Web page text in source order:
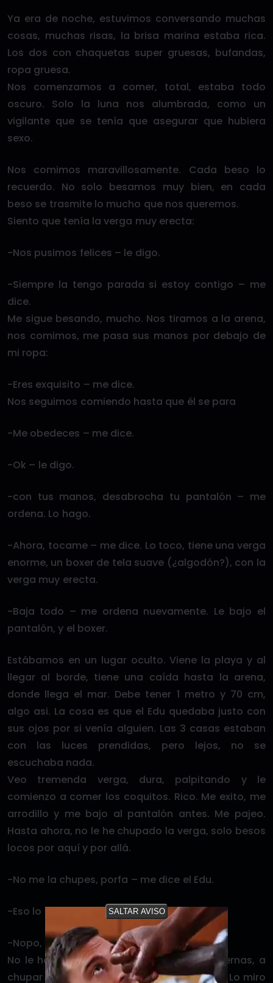
Ya era de noche, estuvimos conversando muchas
cosas, muchas risas, la brisa marina estaba rica.
Los dos con chaquetas super gruesas, bufandas,
ropa gruesa.
Nos comenzamos a comer, total, estaba todo
oscuro. Solo la luna nos alumbrada, como un
vigilante que se tenía que asegurar que hubiera
sexo.
Nos comimos maravillosamente. Cada beso lo
recuerdo. No solo besamos muy bien, en cada
beso se trasmite lo mucho que nos queremos.
Siento que tenía la verga muy erecta:
-Nos pusimos felices – le digo.
-Siempre la tengo parada si estoy contigo – me
dice.
Me sigue besando, mucho. Nos tiramos a la arena,
nos comimos, me pasa sus manos por debajo de
mi ropa:
-Eres exquisito – me dice.
Nos seguimos comiendo hasta que él se para
-Me obedeces – me dice.
-Ok – le digo.
-con tus manos, desabrocha tu pantalón – me
ordena. Lo hago.
-Ahora, tocame – me dice. Lo toco, tiene una verga
enorme, un boxer de tela suave (¿algodón?), con la
verga muy erecta.
-Baja todo – me ordena nuevamente. Le bajo el
pantalón, y el boxer.
Estábamos en un lugar oculto. Viene la playa y al
llegar al borde, tiene una caída hasta la arena,
donde llega el mar. Debe tener 1 metro y 70 cm,
algo asi. La cosa es que el Edu quedaba justo con
sus ojos por si venía alguien. Las 3 casas estaban
con las luces prendidas, pero lejos, no se
escuchaba nada.
Veo tremenda verga, dura, palpitando y le
comienzo a comer los coquitos. Rico. Me exito, me
arrodillo y me bajo al pantalón antes. Me pajeo.
Hasta ahora, no le he chupado la verga, solo besos
locos por aquí y por allá.
-No me la chupes, porfa – me dice el Edu.
-Eso lo decido yo – le digo.
-Nopo, aquí no – Me dice.
No le hago caso. Comienzo a besar las piernas, a
chupar su noesni, luego sus coquitos. Tirita. Lo miro
SALTAR AVISO